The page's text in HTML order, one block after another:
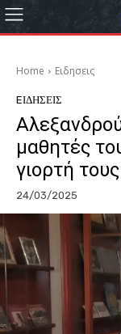
Home Eιδησεις
EΙΔΗΣΕΙΣ
μαθητές
γιορτή
24/03/2025